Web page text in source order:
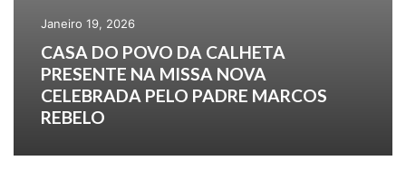
Janeiro 19, 2026
CASA DO POVO DA CALHETA
PRESENTE NA MISSA NOVA
CELEBRADA PELO PADRE MARCOS
REBELO